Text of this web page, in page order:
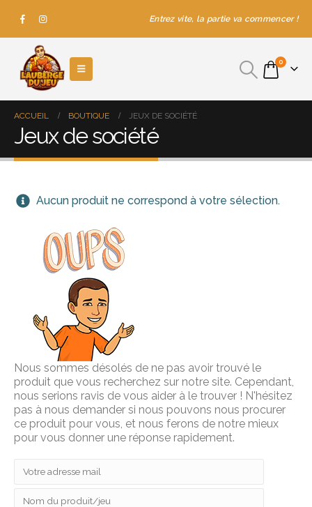
Entrez vite, la partie va commencer !
0
ACCUEIL BOUTIQUE JEUX DE SOCIÉTÉ
Jeux de société
Aucun produit ne correspond à votre sélection.
Nous sommes désolés de ne pas avoir trouvé le
produit que vous recherchez sur notre site. Cependant,
nous serions ravis de vous aider à le trouver ! N'hésitez
pas à nous demander si nous pouvons nous procurer
ce produit pour vous, et nous ferons de notre mieux
pour vous donner une réponse rapidement.